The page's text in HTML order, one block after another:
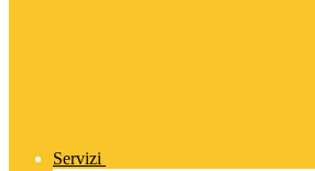
Servizi